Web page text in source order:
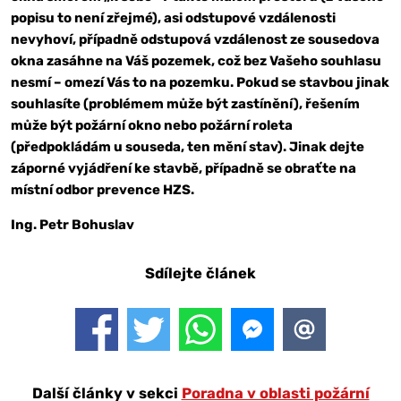
popisu to není zřejmé), asi odstupové vzdálenosti
nevyhoví, případně odstupová vzdálenost ze sousedova
okna zasáhne na Váš pozemek, což bez Vašeho souhlasu
nesmí – omezí Vás to na pozemku. Pokud se stavbou jinak
souhlasíte (problémem může být zastínění), řešením
může být požární okno nebo požární roleta
(předpokládám u souseda, ten mění stav). Jinak dejte
záporné vyjádření ke stavbě, případně se obraťte na
místní odbor prevence HZS.
Ing. Petr Bohuslav
Sdílejte článek
Další články v sekci Poradna v oblasti požární